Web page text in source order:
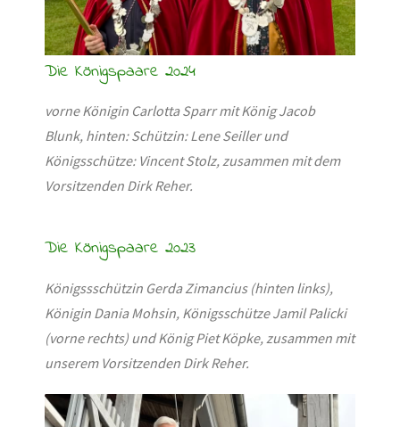
Die Königspaare 2024
vorne Königin Carlotta Sparr mit König Jacob
Blunk, hinten: Schützin: Lene Seiller und
Königsschütze: Vincent Stolz, zusammen mit dem
Vorsitzenden Dirk Reher.
Die Königspaare 2023
Königssschützin Gerda Zimancius (hinten links),
Königin Dania Mohsin, Königsschütze Jamil Palicki
(vorne rechts) und König Piet Köpke, zusammen mit
unserem Vorsitzenden Dirk Reher.